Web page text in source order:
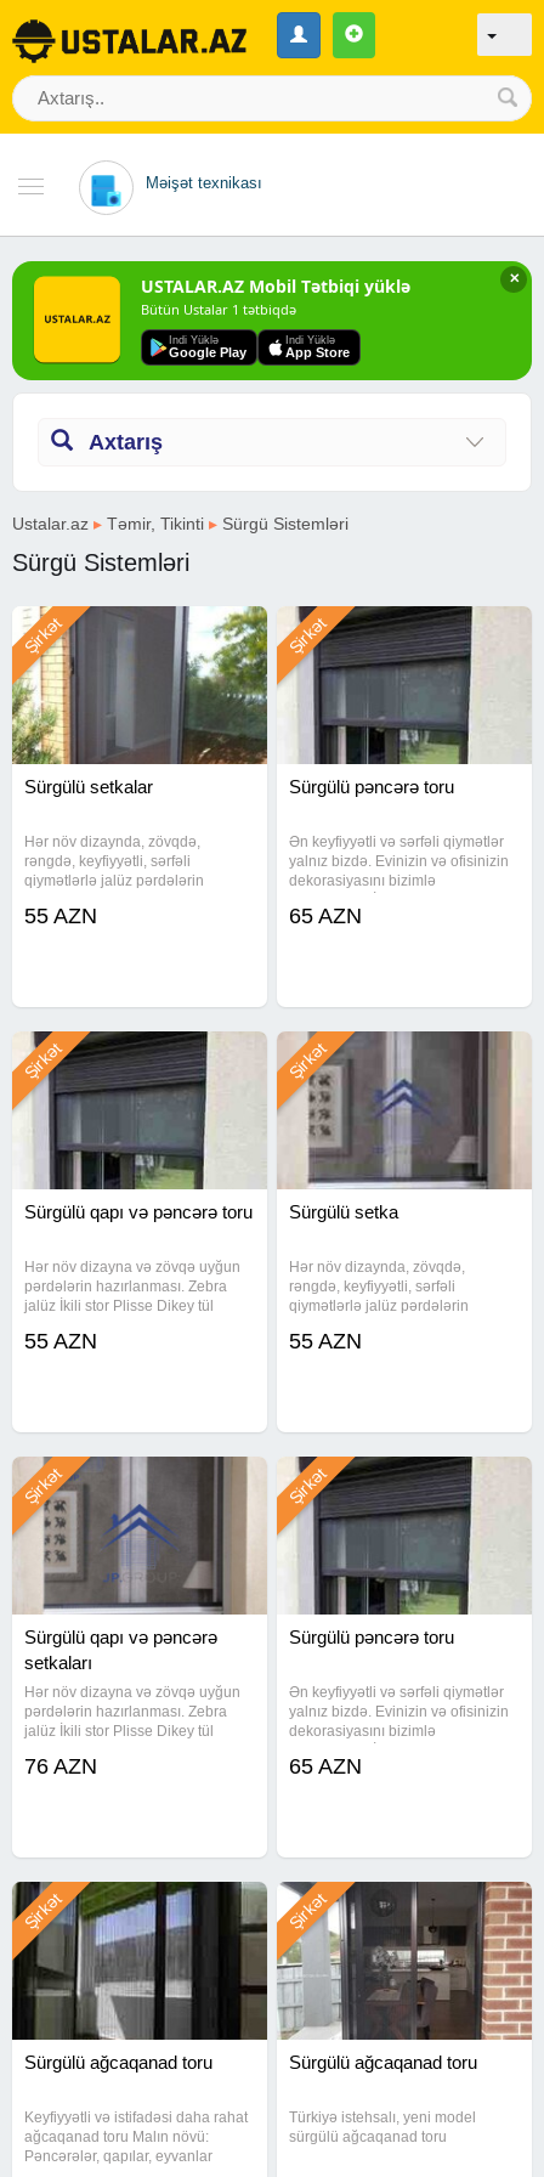
Məişət texnikası
✕
USTALAR.AZ Mobil Tətbiqi yüklə
Bütün Ustalar 1 tətbiqdə
Indi Yüklə
Google Play
Indi Yüklə
App Store
Axtarış
Ustalar.az ▸ Təmir, Tikinti ▸ Sürgü Sistemləri
Sürgü Sistemləri
Sürgülü setkalar
Hər növ dizaynda, zövqdə,
rəngdə, keyfiyyətli, sərfəli
qiymətlərlə jalüz pərdələrin
olan jalüz pərdələrin sifarişi və
Şirkət
55 AZN
Sürgülü pəncərə toru
Ən keyfiyyətli və sərfəli qiymətlər
yalnız bizdə. Evinizin və ofisinizin
dekorasiyasını bizimlə
Türkiyə. Zebra jalüzlər, İkili stor
Şirkət
65 AZN
Sürgülü qapı və pəncərə toru
Hər növ dizayna və zövqə uyğun
pərdələrin hazırlanması. Zebra
jalüz İkili stor Plisse Dikey tül
Ağcaqanad torları (qapı və
Şirkət
55 AZN
Sürgülü setka
Hər növ dizaynda, zövqdə,
rəngdə, keyfiyyətli, sərfəli
qiymətlərlə jalüz pərdələrin
olan jalüz pərdələrin sifarişi və
Şirkət
55 AZN
Sürgülü qapı və pəncərə
setkaları
Hər növ dizayna və zövqə uyğun
pərdələrin hazırlanması. Zebra
jalüz İkili stor Plisse Dikey tül
Ağcaqanad torları (qapı və
Şirkət
76 AZN
Sürgülü pəncərə toru
Ən keyfiyyətli və sərfəli qiymətlər
yalnız bizdə. Evinizin və ofisinizin
dekorasiyasını bizimlə
Türkiyə. Zebra jalüzlər, İkili stor
Şirkət
65 AZN
Sürgülü ağcaqanad toru
Keyfiyyətli və istifadəsi daha rahat
ağcaqanad toru Malın növü:
Pəncərələr, qapılar, eyvanlar
Şirkət
Sürgülü ağcaqanad toru
Türkiyə istehsalı, yeni model
sürgülü ağcaqanad toru
Şirkət